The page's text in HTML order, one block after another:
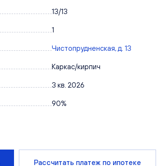
13/13
1
Чистопрудненская, д. 13
Каркас/кирпич
3 кв. 2026
90%
Рассчитать платеж по ипотеке